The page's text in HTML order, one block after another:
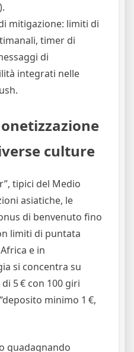
mitigazione: limiti di
timer di
di
integrati nelle
culture
tipici del Medio
asiatiche, le
di benvenuto fino
limiti di puntata
e in
si concentra su
5 € con 100 giri
minimo 1 €,
guadagnando